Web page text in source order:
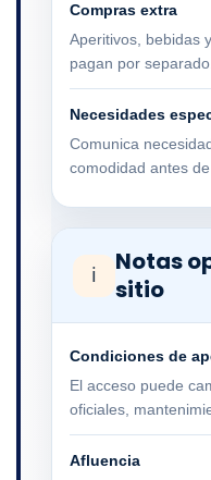
Compras extra
Aperitivos, bebidas
pagan por
Necesidades
Comunica
comodidad antes
ℹ
Notas
sitio
Condiciones de
El acceso puede
oficiales,
Afluencia